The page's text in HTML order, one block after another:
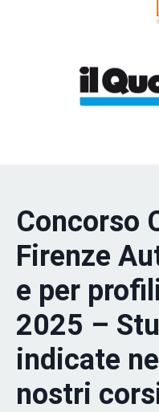
Concorso
Firenze
e per
2025 –
indicate
nostri